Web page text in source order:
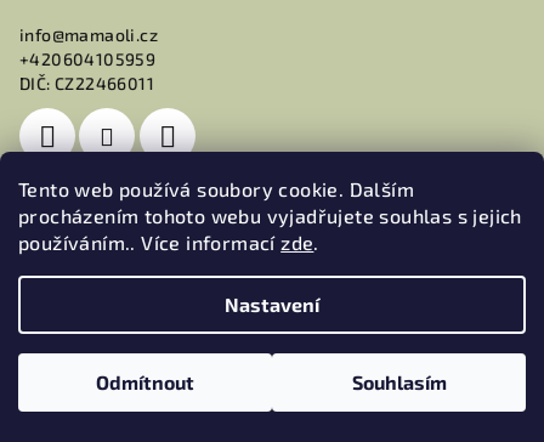
Tento web používá soubory cookie. Dalším
procházením tohoto webu vyjadřujete souhlas s jejich
používáním.. Více informacízde.
Nastavení
Odmítnout Souhlasím
info@mamaoli.cz
+420604105959
DIČ: CZ22466011
Přijímáme online platby
★★★★★